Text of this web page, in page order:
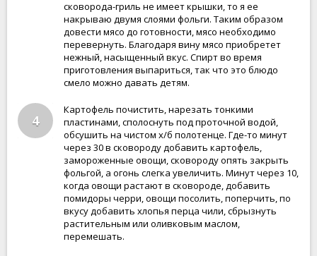
сковорода-гриль не имеет крышки, то я ее
накрываю двумя слоями фольги. Таким образом
довести мясо до готовности, мясо необходимо
перевернуть. Благодаря вину мясо приобретет
нежный, насыщенный вкус. Спирт во время
приготовления выпариться, так что это блюдо
смело можно давать детям.
4
Картофель почистить, нарезать тонкими
пластинами, сполоснуть под проточной водой,
обсушить на чистом х/б полотенце. Где-то минут
через 30 в сковороду добавить картофель,
замороженные овощи, сковороду опять закрыть
фольгой, а огонь слегка увеличить. Минут через 10,
когда овощи растают в сковороде, добавить
помидоры черри, овощи посолить, поперчить, по
вкусу добавить хлопья перца чили, сбрызнуть
растительным или оливковым маслом,
перемешать.